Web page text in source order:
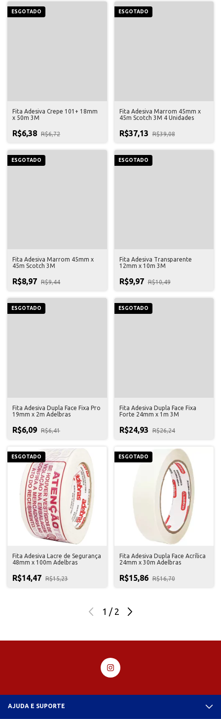
ESGOTADO
Fita Adesiva Crepe 101+ 18mm
x 50m 3M
R$6,38 R$6,72
ESGOTADO
Fita Adesiva Marrom 45mm x
45m Scotch 3M 4 Unidades
R$37,13 R$39,08
ESGOTADO
Fita Adesiva Marrom 45mm x
45m Scotch 3M
R$8,97 R$9,44
ESGOTADO
Fita Adesiva Transparente
12mm x 10m 3M
R$9,97 R$10,49
ESGOTADO
Fita Adesiva Dupla Face Fixa Pro
19mm x 2m Adelbras
R$6,09 R$6,41
ESGOTADO
Fita Adesiva Dupla Face Fixa
Forte 24mm x 1m 3M
R$24,93 R$26,24
ESGOTADO
Fita Adesiva Lacre de Segurança
48mm x 100m Adelbras
R$14,47 R$15,23
ESGOTADO
Fita Adesiva Dupla Face Acrílica
24mm x 30m Adelbras
R$15,86 R$16,70
1 / 2
AJUDA E SUPORTE